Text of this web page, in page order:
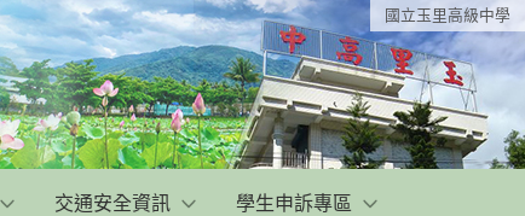
國立玉里高級中學
交通安全資訊 學生申訴專區